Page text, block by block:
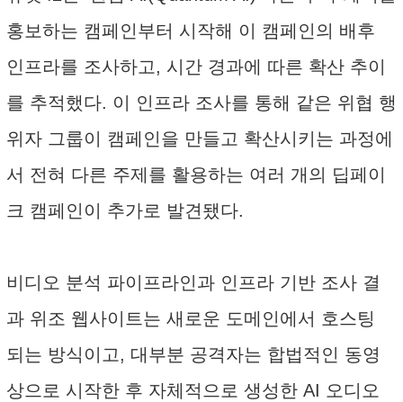
홍보하는 캠페인부터 시작해 이 캠페인의 배후
인프라를 조사하고, 시간 경과에 따른 확산 추이
를 추적했다. 이 인프라 조사를 통해 같은 위협 행
위자 그룹이 캠페인을 만들고 확산시키는 과정에
서 전혀 다른 주제를 활용하는 여러 개의 딥페이
크 캠페인이 추가로 발견됐다.
비디오 분석 파이프라인과 인프라 기반 조사 결
과 위조 웹사이트는 새로운 도메인에서 호스팅
되는 방식이고, 대부분 공격자는 합법적인 동영
상으로 시작한 후 자체적으로 생성한 AI 오디오